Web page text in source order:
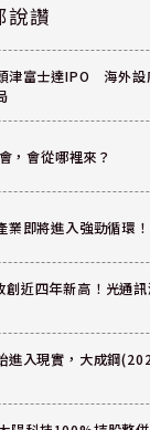
說讚
津富士達IPO 海外設
，會從哪裡來？
業即將進入強勁循環！
近四年新高！光通
進入現實，大成鋼